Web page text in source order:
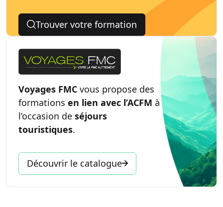
Trouver votre formation
Voyages FMC vous propose des
formations en lien avec l’ACFM à
l’occasion de séjours
touristiques.
Découvrir le catalogue